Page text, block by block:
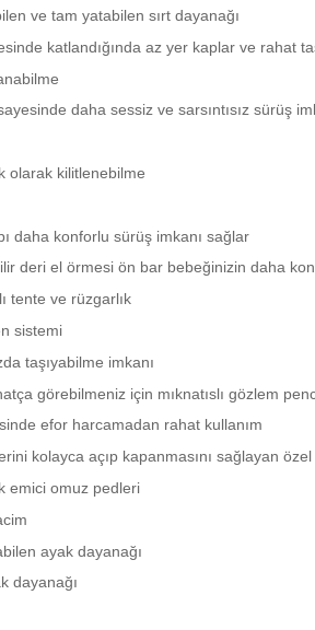
ve tam yatabilen sırt dayanağı
katlandığında az yer kaplar ve rahat
daha sessiz ve sarsıntısız sürüş
olarak kilitlenebilme
daha konforlu sürüş imkanı sağlar
deri el örmesi ön bar bebeğinizin daha
tente ve rüzgarlık
sistemi
taşıyabilme imkanı
görebilmeniz için mıknatıslı gözlem
efor harcamadan rahat kullanım
kolayca açıp kapanmasını sağlayan
emici omuz pedleri
ayak dayanağı
dayanağı